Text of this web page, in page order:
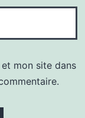
mon site dans